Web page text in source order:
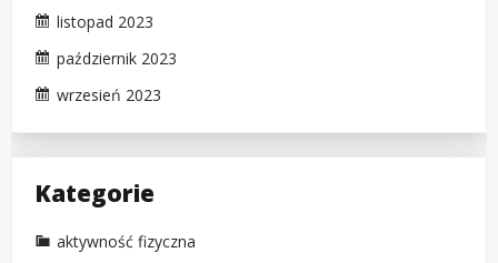
listopad 2023
październik 2023
wrzesień 2023
Kategorie
aktywność fizyczna